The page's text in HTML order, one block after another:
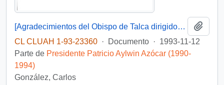
[Agradecimientos del Obispo de Talca dirigidos al Presidente Patricio Aylwin por el apoyo en la reconstrucción de la Iglesia Matriz de Curicó]
CL CLUAH 1-93-23360 · Documento · 1993-11-12
Parte de Presidente Patricio Aylwin Azócar (1990-
1994)
González, Carlos